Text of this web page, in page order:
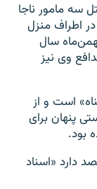
سه مامور ناجا
اطراف منزل
تابنده، قطب دراویش گنابادی، در ۳۰ بهمن‌ماه سال
وی نیز
است و از
پنهان برای
بود.
دارد «اسناد